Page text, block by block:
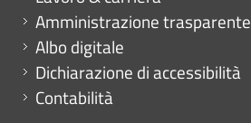
Amministrazione trasparente
Albo digitale
Dichiarazione di accessibilità
Contabilità